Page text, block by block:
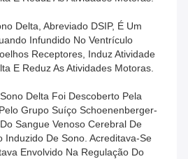
Delta, Abreviado DSIP, É Um
Infundido No Ventrículo
Receptores, Induz Atividade
E Reduz As Atividades Motoras.
Delta Foi Descoberto Pela
Grupo Suíço Schoenenberger-
Sangue Venoso Cerebral De
Induzido De Sono. Acreditava-Se
Envolvido Na Regulação Do